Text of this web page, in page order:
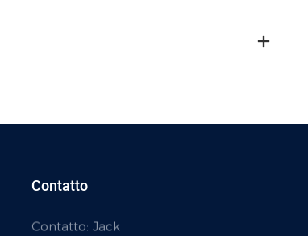
Contatto
Contatto: Jack